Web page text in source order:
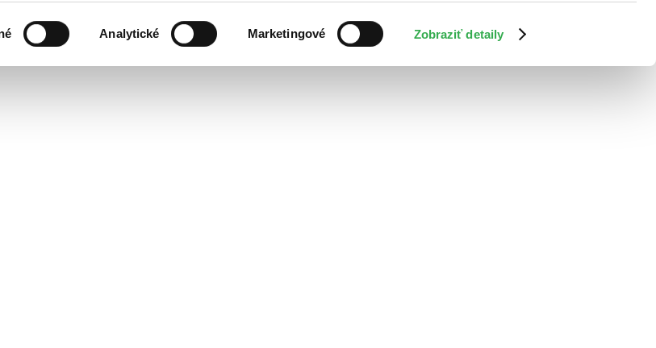
Analytické Marketingové Zobraziť detaily